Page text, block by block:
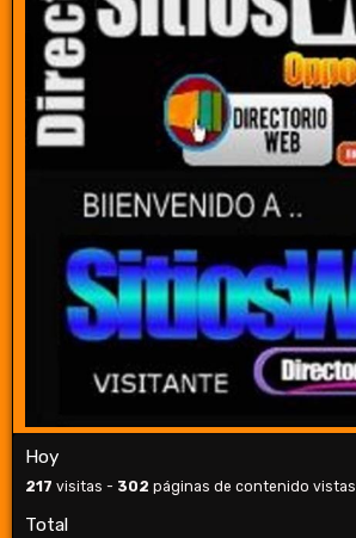
Hoy
217 visitas - 302 páginas de contenido vistas
Total